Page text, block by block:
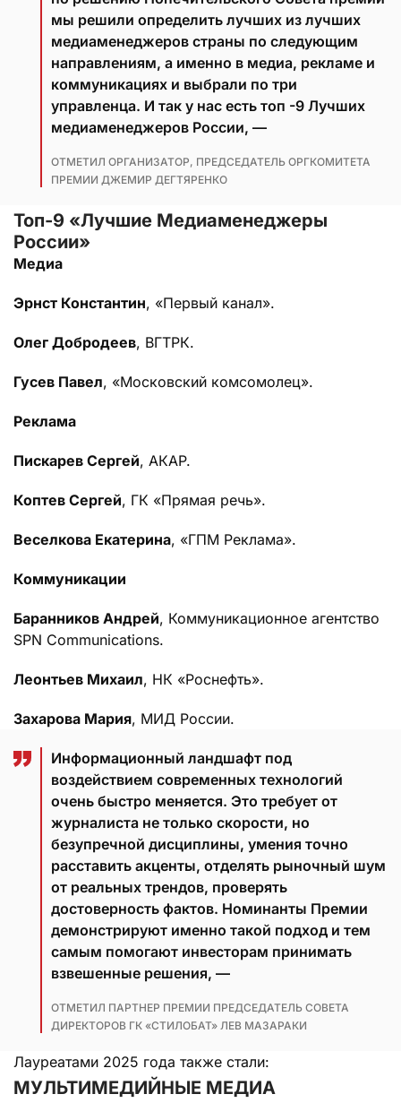
мы решили определить лучших из лучших
медиаменеджеров страны по следующим
направлениям, а именно в медиа, рекламе и
коммуникациях и выбрали по три
управленца. И так у нас есть топ -9 Лучших
медиаменеджеров России, —
ОТМЕТИЛ ОРГАНИЗАТОР, ПРЕДСЕДАТЕЛЬ ОРГКОМИТЕТА
ПРЕМИИ ДЖЕМИР ДЕГТЯРЕНКО
Топ-9 «Лучшие Медиаменеджеры
России»
Медиа
Эрнст Константин, «Первый канал».
Олег Добродеев, ВГТРК.
Гусев Павел, «Московский комсомолец».
Реклама
Пискарев Сергей, АКАР.
Коптев Сергей, ГК «Прямая речь».
Веселкова Екатерина, «ГПМ Реклама».
Коммуникации
Баранников Андрей, Коммуникационное агентство
SPN Communications.
Леонтьев Михаил, НК «Роснефть».
Захарова Мария, МИД России.
Информационный ландшафт под
воздействием современных технологий
очень быстро меняется. Это требует от
журналиста не только скорости, но
безупречной дисциплины, умения точно
расставить акценты, отделять рыночный шум
от реальных трендов, проверять
достоверность фактов. Номинанты Премии
демонстрируют именно такой подход и тем
самым помогают инвесторам принимать
взвешенные решения, —
ОТМЕТИЛ ПАРТНЕР ПРЕМИИ ПРЕДСЕДАТЕЛЬ СОВЕТА
ДИРЕКТОРОВ ГК «СТИЛОБАТ» ЛЕВ МАЗАРАКИ
Лауреатами 2025 года также стали:
МУЛЬТИМЕДИЙНЫЕ МЕДИА